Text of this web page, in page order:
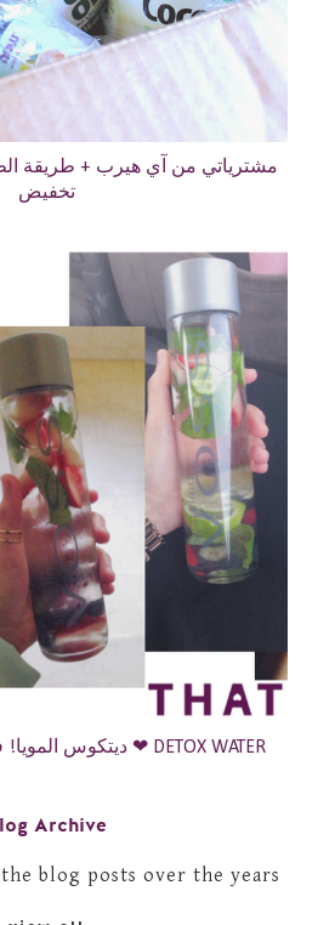
تخفيض
ديتكوس المويا! فوائده! ووصفات لذيذة ❤ DETOX WATER
Archive
blog posts over the years